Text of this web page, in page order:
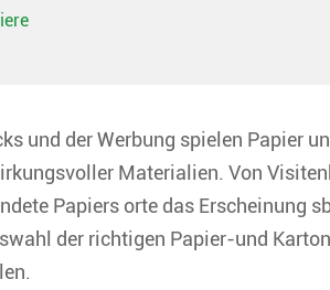
und der Werbung spielen Papier
Materialien. Von
Papiers orte das Erscheinung
der richtigen Papier-und